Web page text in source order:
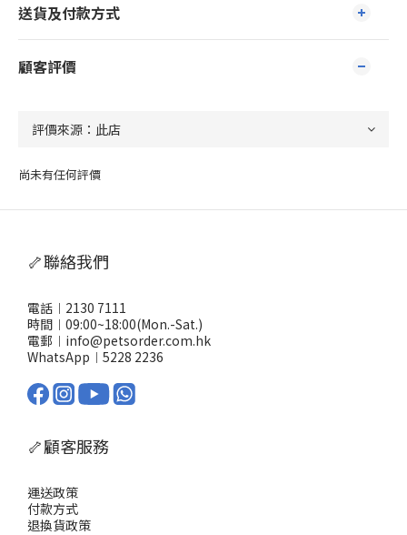
送貨及付款方式
顧客評價
尚未有任何評價
🦴聯絡我們
電話︱2130 7111
時間︱09:00~18:00(Mon.-Sat.)
電郵︱info@petsorder.com.hk
WhatsApp︱ 5228 2236
🦴顧客服務
運送政策
付款方式
退換貨政策